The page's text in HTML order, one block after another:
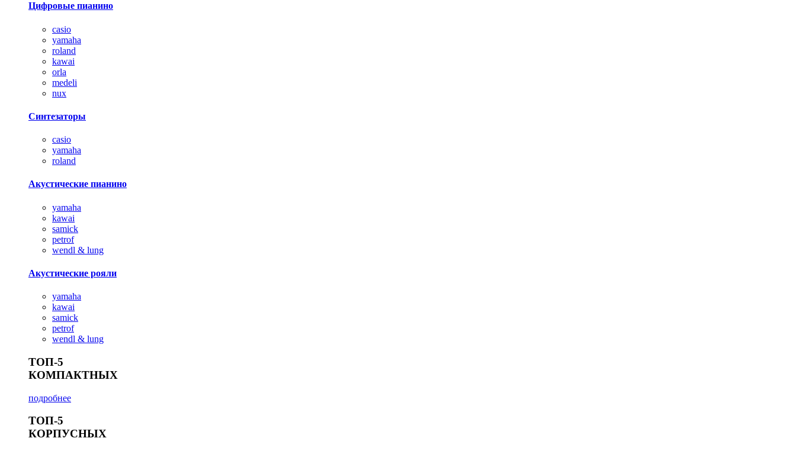
Цифровые пианино
casio
yamaha
roland
kawai
orla
medeli
nux
Синтезаторы
casio
yamaha
roland
Акустические пианино
yamaha
kawai
samick
petrof
wendl & lung
Акустические рояли
yamaha
kawai
samick
petrof
wendl & lung
ТОП-5
КОМПАКТНЫХ
подробнее
ТОП-5
КОРПУСНЫХ